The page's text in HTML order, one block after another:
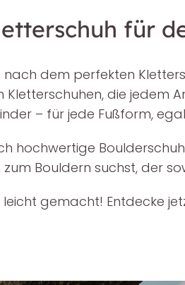
für
dem perfekten
die jedem
– für jede Fußform,
hochwertige
zum Bouldern suchst, der
gemacht! Entdecke